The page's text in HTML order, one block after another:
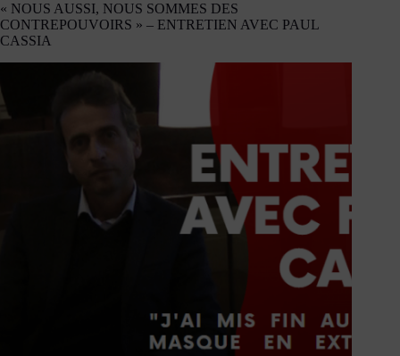
« NOUS AUSSI, NOUS SOMMES DES
CONTREPOUVOIRS » – ENTRETIEN AVEC PAUL
CASSIA